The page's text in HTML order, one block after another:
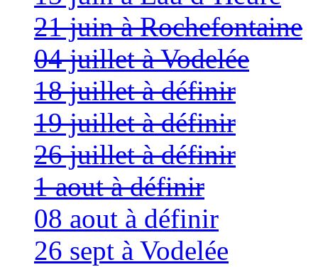
21 juin à Rochefontaine
04 juillet à Vodelée
18 juillet à définir
19 juillet à définir
26 juillet à définir
1 aout à définir
08 aout à définir
26 sept à Vodelée